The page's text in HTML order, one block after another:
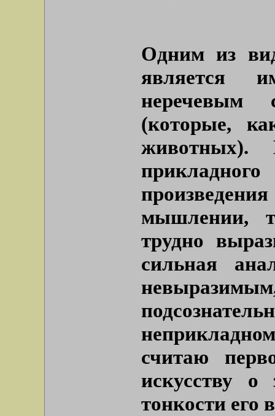
Одним из
является
неречевым
(которые,
животных).
прикладного
мышлении,
трудно
сильная
считаю
искусству о
тонкости его